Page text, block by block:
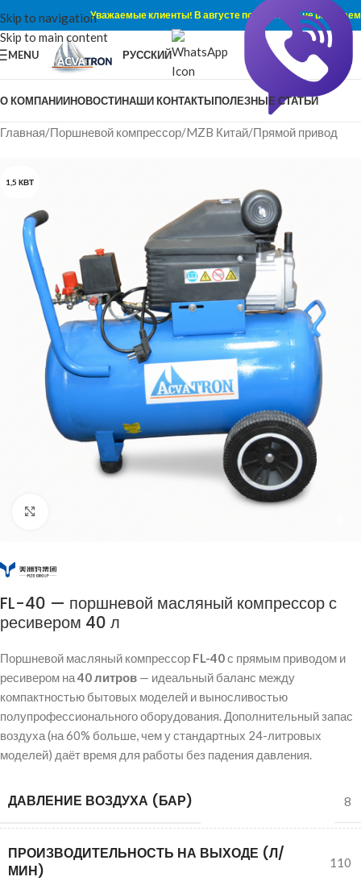
Skip to navigation
Skip to main content
Уважаемые клиенты! В августе по субботам не работаем
MENU РУССКИЙ
О КОМПАНИИНОВОСТИНАШИ КОНТАКТЫПОЛЕЗНЫЕ СТАТЬИ
Главная/Поршневой компрессор/MZB Китай/Прямой привод
1,5 КВТ
FL-40 — поршневой масляный компрессор с
ресивером 40 л
Поршневой масляный компрессор FL-40с прямым приводом и
ресивером на40 литров — идеальный баланс между
компактностью бытовых моделей и выносливостью
полупрофессионального оборудования. Дополнительный запас
воздуха (на 60% больше, чем у стандартных 24-литровых
моделей) даёт время для работы без падения давления.
ДАВЛЕНИЕ ВОЗДУХА (БАР) 8
ПРОИЗВОДИТЕЛЬНОСТЬ НА ВЫХОДЕ (Л/
МИН)
110